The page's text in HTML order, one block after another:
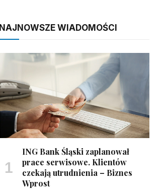
NAJNOWSZE WIADOMOŚCI
ING Bank Śląski zaplanował
prace serwisowe. Klientów
czekają utrudnienia – Biznes
Wprost